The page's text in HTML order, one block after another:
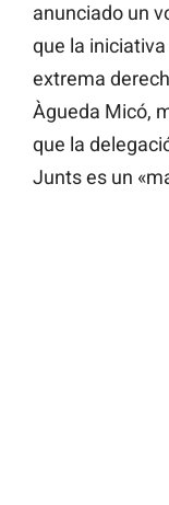
anunciado un
que la
extrema
Àgueda Micó,
que la
Junts es un